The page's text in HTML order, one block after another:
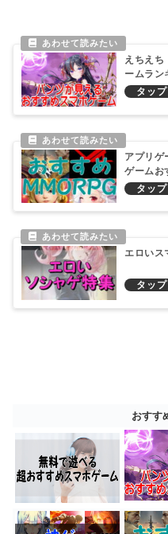
えちえち
ームラン
アプリゲ
ゲームお
エロいス
おすす